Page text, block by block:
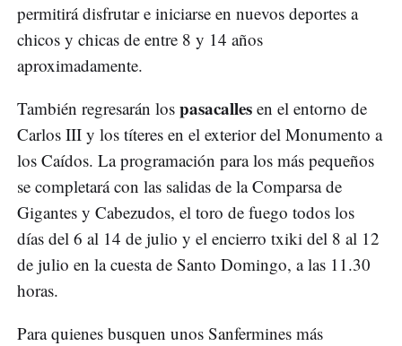
permitirá disfrutar e iniciarse en nuevos deportes a
chicos y chicas de entre 8 y 14 años
aproximadamente.
También regresarán los pasacalles en el entorno de
Carlos III y los títeres en el exterior del Monumento a
los Caídos. La programación para los más pequeños
se completará con las salidas de la Comparsa de
Gigantes y Cabezudos, el toro de fuego todos los
días del 6 al 14 de julio y el encierro txiki del 8 al 12
de julio en la cuesta de Santo Domingo, a las 11.30
horas.
Para quienes busquen unos Sanfermines más